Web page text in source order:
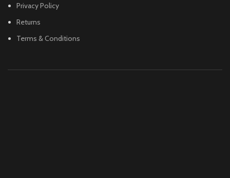
Privacy Policy
Returns
Terms & Conditions